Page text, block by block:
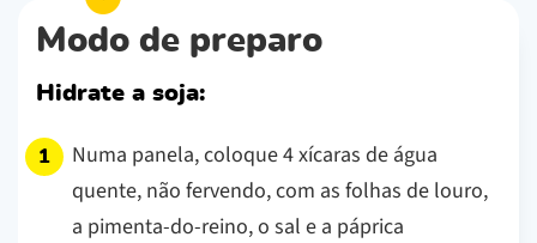
Modo de preparo
Hidrate a soja:
Numa panela, coloque 4 xícaras de água
quente, não fervendo, com as folhas de louro,
a pimenta-do-reino, o sal e a páprica